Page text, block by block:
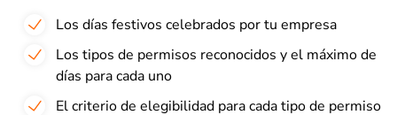
Los días festivos celebrados por tu empresa
Los tipos de permisos reconocidos y el máximo de
días para cada uno
El criterio de elegibilidad para cada tipo de permiso